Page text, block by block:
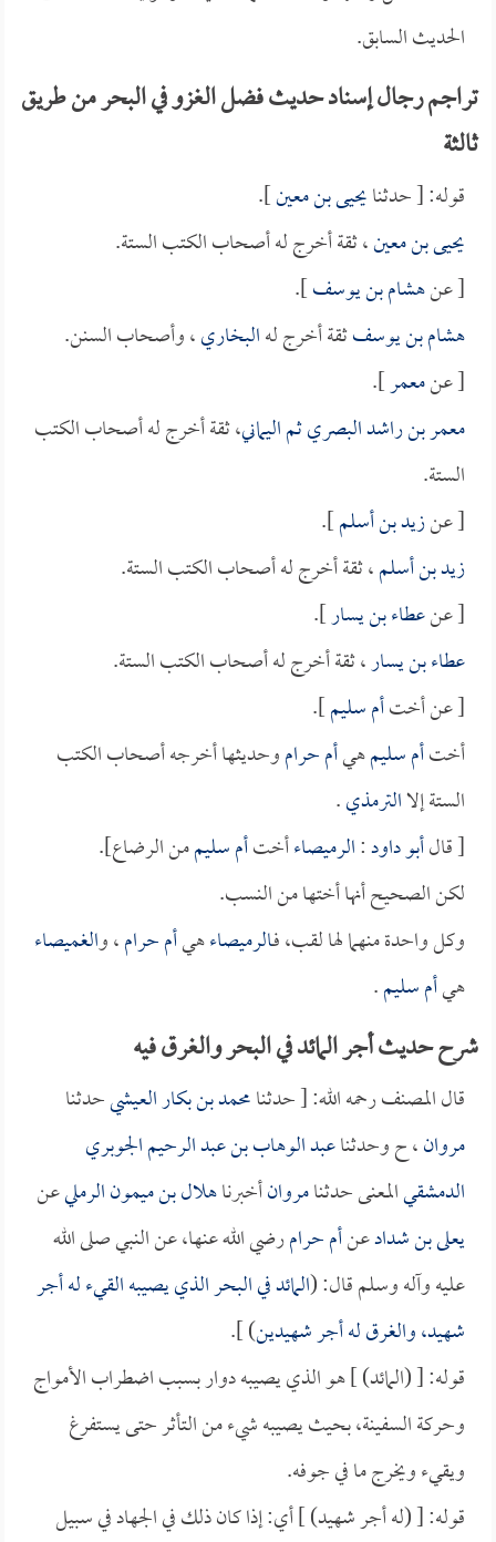
الحديث السابق.
تراجم رجال إسناد حديث فضل الغزو في البحر من طريق
ثالثة
قوله: [ حدثنايحيى بن معين].
يحيى بن معين، ثقة أخرج له أصحاب الكتب الستة.
[ عنهشام بن يوسف].
هشام بن يوسفثقة أخرج لهالبخاري، وأصحاب السنن.
[ عنمعمر].
معمر بن راشد البصري ثم اليماني، ثقة أخرج له أصحاب الكتب
الستة.
[ عنزيد بن أسلم].
زيد بن أسلم، ثقة أخرج له أصحاب الكتب الستة.
[ عنعطاء بن يسار].
عطاء بن يسار، ثقة أخرج له أصحاب الكتب الستة.
[ عن أختأم سليم].
أختأم سليمهيأم حراموحديثها أخرجه أصحاب الكتب
الستة إلاالترمذي.
[ قالأبو داود:الرميصاءأختأم سليممن الرضاع].
لكن الصحيح أنها أختها من النسب.
وكل واحدة منهما لها لقب، فـالرميصاءهيأم حرام، والغميصاء
هيأم سليم.
شرح حديث أجر المائد في البحر والغرق فيه
قال المصنف رحمه الله: [ حدثنامحمد بن بكار العيشيحدثنا
مروان، ح وحدثناعبد الوهاب بن عبد الرحيم الجوبري
الدمشقيالمعنى حدثنامروانأخبرناهلال بن ميمون الرمليعن
يعلى بن شدادعنأم حرامرضي الله عنها، عن النبي صلى الله
عليه وآله وسلم قال: (المائد في البحر الذي يصيبه القيء له أجر
شهيد، والغرق له أجر شهيدين) ].
قوله: [ (المائد) ] هو الذي يصيبه دوار بسبب اضطراب الأمواج
وحركة السفينة، بحيث يصيبه شيء من التأثر حتى يستفرغ
ويقيء ويخرج ما في جوفه.
قوله: [ (له أجر شهيد) ] أي: إذا كان ذلك في الجهاد في سبيل